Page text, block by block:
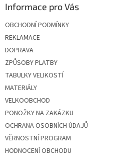
Informace pro Vás
OBCHODNÍ PODMÍNKY
REKLAMACE
DOPRAVA
ZPŮSOBY PLATBY
TABULKY VELIKOSTÍ
MATERIÁLY
VELKOOBCHOD
PONOŽKY NA ZAKÁZKU
OCHRANA OSOBNÍCH ÚDAJŮ
VĚRNOSTNÍ PROGRAM
HODNOCENÍ OBCHODU